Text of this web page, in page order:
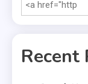
Recent